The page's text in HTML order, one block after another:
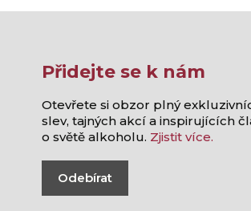
Přidejte se k nám
Otevřete si obzor plný
slev, tajných akcí a inspirujících
o světě alkoholu. Zjistit více.
Odebírat